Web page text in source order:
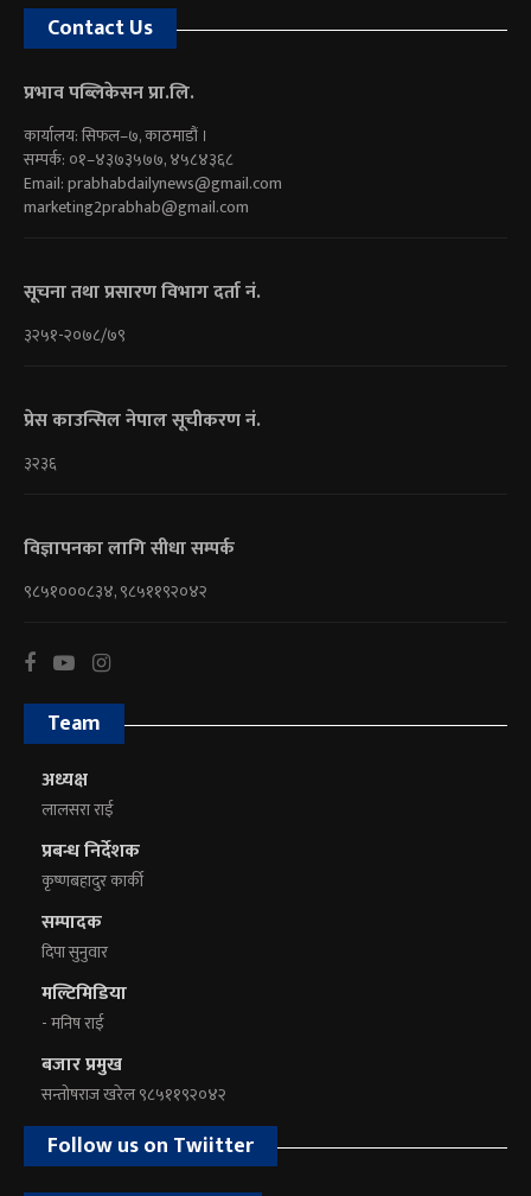
Contact Us
प्रभाव पब्लिकेसन प्रा.लि.
कार्यालय: सिफल–७, काठमाडौं ।
सम्पर्क: ०१–४३७३५७७, ४५८४३६८
Email:prabhabdailynews@gmail.com
marketing2prabhab@gmail.com
सूचना तथा प्रसारण विभाग दर्ता नं.
३२५१-२०७८/७९
प्रेस काउन्सिल नेपाल सूचीकरण नं.
३२३६
विज्ञापनका लागि सीधा सम्पर्क
९८५१०००८३४, ९८५११९२०४२
Team
अध्यक्ष
लालसरा राई
प्रबन्ध निर्देशक
कृष्णबहादुर कार्की
सम्पादक
दिपा सुनुवार
मल्टिमिडिया
- मनिष राई
बजार प्रमुख
सन्तोषराज खरेल ९८५११९२०४२
Follow us on Twiitter